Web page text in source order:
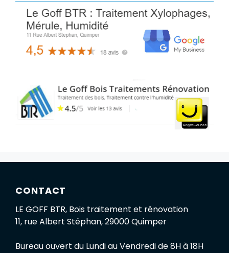
CONTACT
LE GOFF BTR, Bois traitement et rénovation
11, rue Albert Stéphan, 29000 Quimper
Bureau ouvert du Lundi au Vendredi de 8H à 18H